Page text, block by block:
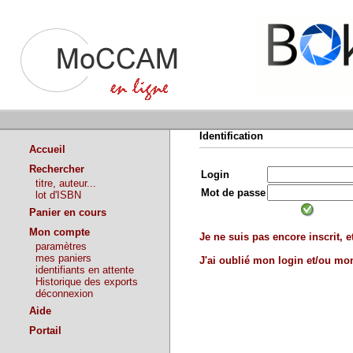
Accueil
Rechercher
titre, auteur...
lot d'ISBN
Panier en cours
Mon compte
paramètres
mes paniers
identifiants en attente
Historique des exports
déconnexion
Aide
Portail
Identification
Login
Mot de passe
Je ne suis pas encore inscrit,
J'ai oublié mon login et/ou